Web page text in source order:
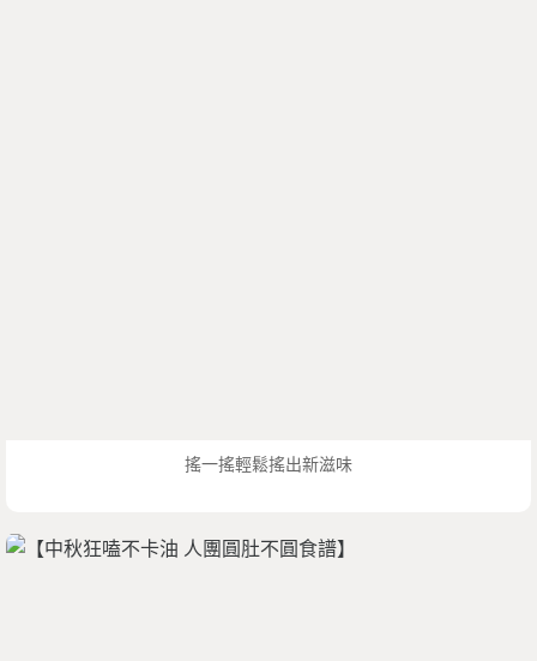
搖一搖輕鬆搖出新滋味